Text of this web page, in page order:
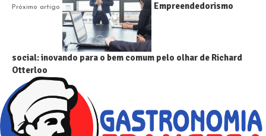
Próximo artigo Empreendedorismo
social: inovando para o bem comum pelo olhar de Richard
Otterloo